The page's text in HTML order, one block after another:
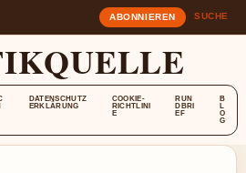
ABONNIEREN SUCHE
DATENSCHUTZ
ERKLÄRUNG
COOKIE-
RICHTLINI
E
RUN
DBRI
EF
B
L
O
G